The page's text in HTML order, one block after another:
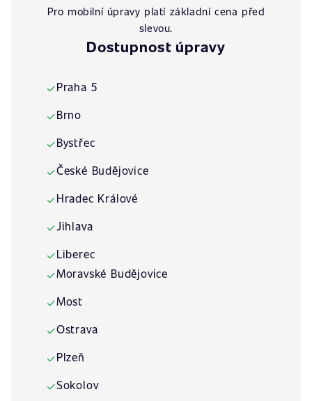
Pro mobilní úpravy platí základní cena před
slevou.
Dostupnost úpravy
✓Praha 5
✓Brno
✓Bystřec
✓České Budějovice
✓Hradec Králové
✓Jihlava
✓Liberec
✓Moravské Budějovice
✓Most
✓Ostrava
✓Plzeň
✓Sokolov